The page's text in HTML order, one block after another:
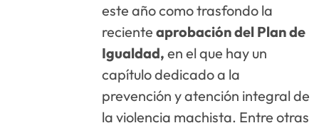
este año como trasfondo la
recienteaprobación del Plan de
Igualdad, en el que hay un
capítulo dedicado a la
prevención y atención integral de
la violencia machista. Entre otras